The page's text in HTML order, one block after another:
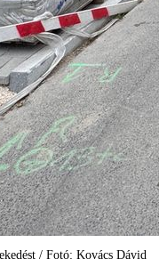
/ Fotó: Kovács Dávid